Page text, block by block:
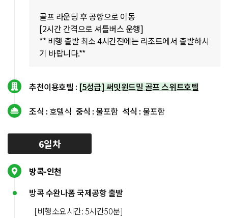
골프 라운딩 후 공항으로 이동
[2시간 간격으로 셔틀버스 운행]
** 비행 출발 최소 4시간전에는 리조트에서 출발하시
기 바랍니다.**
추천이용호텔 :[5성급] 써밋윈드밀 골프 스위트호텔
조식 : 호텔식 중식 : 불포함 석식 : 불포함
6일차
방콕-인천
방콕 수완나폼 국제공항 출발
[비행소요시간: 5시간50분]